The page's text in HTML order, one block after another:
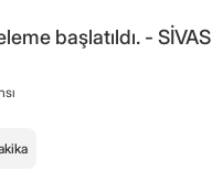
başlatıldı. - SİVAS